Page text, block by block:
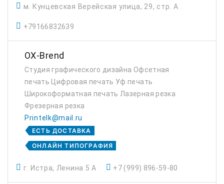
м. Кунцевская Верейская улица, 29, стр. А
+79166832639
OX-Brend
Студия графического дизайна Офсетная
печать Цифровая печать Уф печать
Широкоформатная печать Лазерная резка
Фрезерная резка
Printelk@mail.ru
ЕСТЬ ДОСТАВКА
ОНЛАЙН ТИПОГРАФИЯ
г. Истра, Ленина 5 А +7 (999) 896-59-80